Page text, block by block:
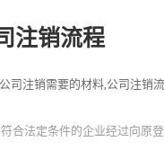
注销流程
公司注销需要的材料,公司注销
合法定条件的企业经过向原